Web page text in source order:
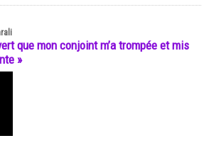
que mon conjoint m’a trompée et mis
»